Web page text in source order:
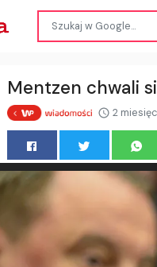
Mentzen chwali
2